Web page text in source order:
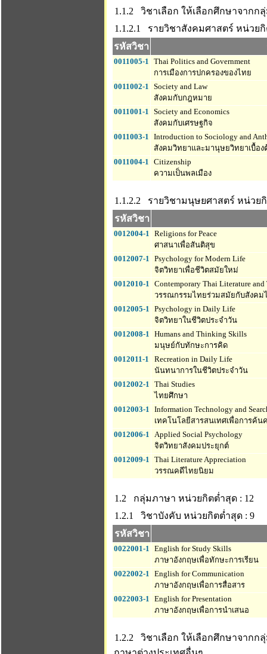
1.1.2 วิชาเลือก ให้เลือกศึกษาจาก
1.1.2.1 รายวิชาสังคมศาสตร์ หน่วยกิ
รหัสวิชา
0011005-1 Thai Politics and Government
การเมืองการปกครองของไทย
0011002-1 Society and Law
สังคมกับกฎหมาย
0011001-1 Society and Economics
สังคมกับเศรษฐกิจ
0011003-1 Introduction to Sociology and
สังคมวิทยาและมานุษยวิทยาเบื้อง
0011004-1 Citizenship
ความเป็นพลเมือง
1.1.2.2 รายวิชามนุษยศาสตร์ หน่วย
รหัสวิชา
0012004-1 Religions for Peace
ศาสนาเพื่อสันติสุข
0012007-1 Psychology for Modern Life
จิตวิทยาเพื่อชีวิตสมัยใหม่
0012010-1 Contemporary Thai Literature
วรรณกรรมไทยร่วมสมัยกับสังคม
0012005-1 Psychology in Daily Life
จิตวิทยาในชีวิตประจำวัน
0012008-1 Humans and Thinking Skills
มนุษย์กับทักษะการคิด
0012011-1
Recreation in Daily Life
นันทนาการในชีวิตประจำวัน
0012002-1 Thai Studies
ไทยศึกษา
0012003-1 Information Technology and
เทคโนโลยีสารสนเทศเพื่อการค้น
0012006-1 Applied Social Psychology
จิตวิทยาสังคมประยุกต์
0012009-1 Thai Literature Appreciation
วรรณคดีไทยนิยม
1.2 กลุ่มภาษา หน่วยกิตต่ำสุด : 12
1.2.1 วิชาบังคับ หน่วยกิตต่ำสุด : 9
รหัสวิชา
0022001-1 English for Study Skills
ภาษาอังกฤษเพื่อทักษะการเรียน
0022002-1 English for Communication
ภาษาอังกฤษเพื่อการสื่อสาร
0022003-1 English for Presentation
ภาษาอังกฤษเพื่อการนำเสนอ
1.2.2 วิชาเลือก ให้เลือกศึกษาจาก